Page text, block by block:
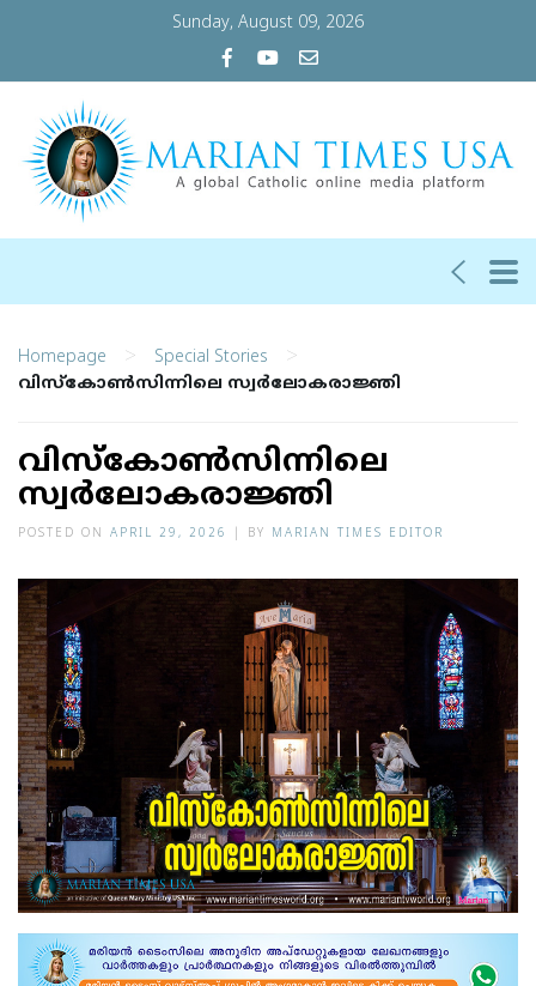
Sunday, August 09, 2026
Homepage > Special Stories >
വിസ്‌കോണ്‍സിന്നിലെ സ്വര്‍ലോകരാജ്ഞി
വിസ്‌കോണ്‍സിന്നിലെ
സ്വര്‍ലോകരാജ്ഞി
POSTED ON APRIL 29, 2026 BY MARIAN TIMES EDITOR